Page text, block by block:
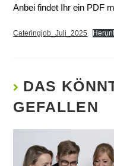
Anbei findet Ihr ein PDF
Cateringjob_Juli_2025
DAS
GEFALLEN